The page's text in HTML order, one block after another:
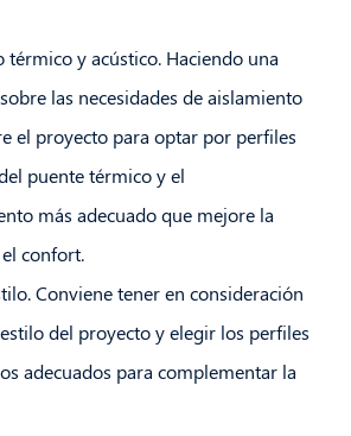
térmico y acústico. Haciendo una
las necesidades de aislamiento
el proyecto para optar por perfiles
puente térmico y el
más adecuado que mejore la
confort.
Conviene tener en consideración
del proyecto y elegir los perfiles
adecuados para complementar la